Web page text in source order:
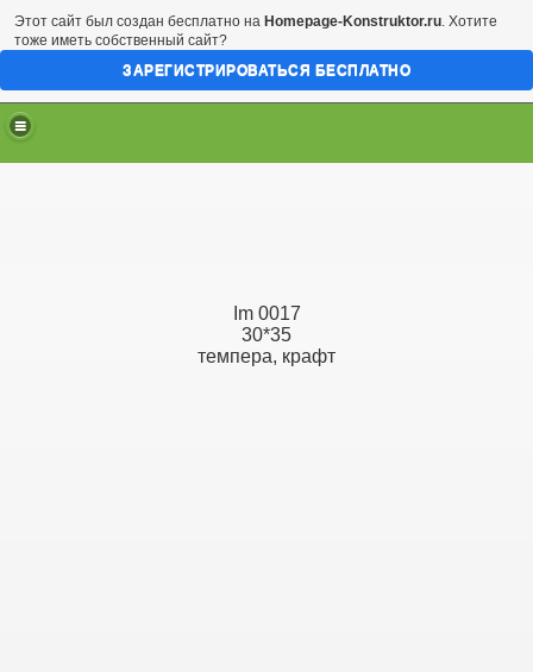
Im 0017
30*35
темпера, крафт
Этот сайт был создан бесплатно на Homepage-Konstruktor.ru. Хотите
тоже иметь собственный сайт?
ЗАРЕГИСТРИРОВАТЬСЯ БЕСПЛАТНО